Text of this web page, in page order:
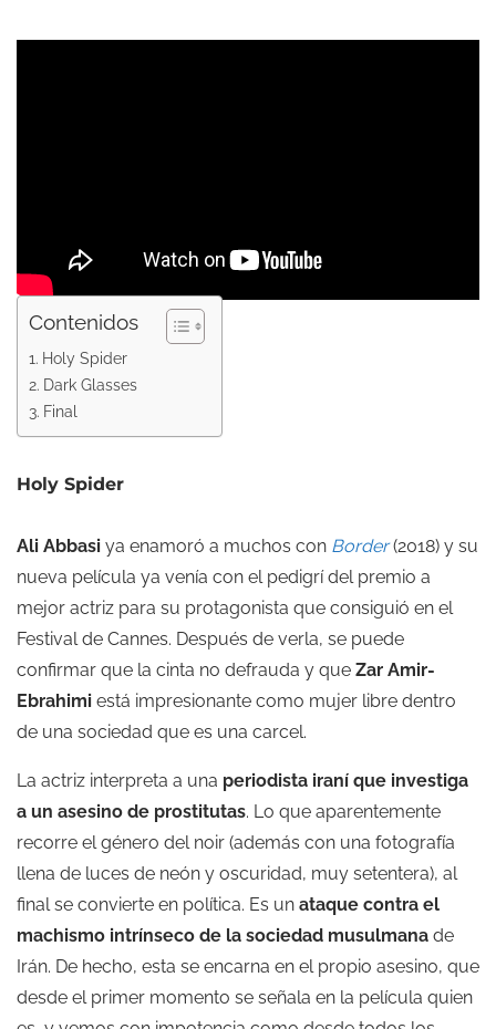
Contenidos
Holy Spider
Dark Glasses
Final
Holy Spider
Ali Abbasi ya enamoró a muchos con Border (2018) y su
nueva película ya venía con el pedigrí del premio a
mejor actriz para su protagonista que consiguió en el
Festival de Cannes. Después de verla, se puede
confirmar que la cinta no defrauda y que Zar Amir-
Ebrahimi está impresionante como mujer libre dentro
de una sociedad que es una carcel.
La actriz interpreta a una periodista iraní que investiga
a un asesino de prostitutas. Lo que aparentemente
recorre el género del noir (además con una fotografía
llena de luces de neón y oscuridad, muy setentera), al
final se convierte en política. Es un ataque contra el
machismo intrínseco de la sociedad musulmana de
Irán. De hecho, esta se encarna en el propio asesino, que
desde el primer momento se señala en la película quien